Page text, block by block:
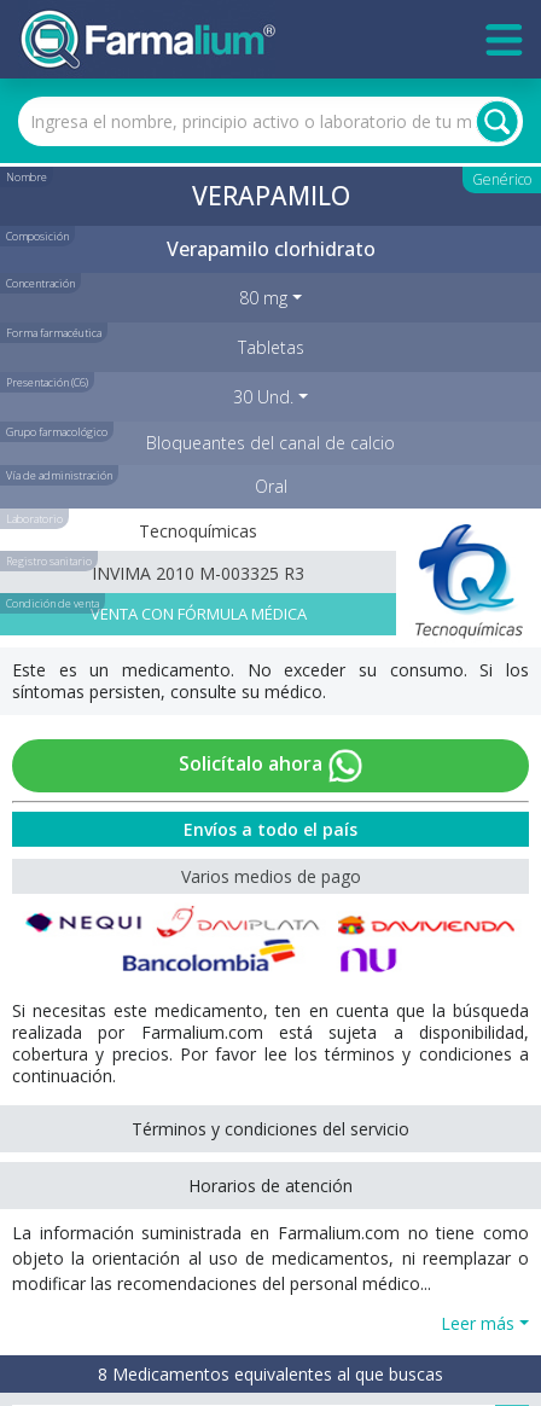
Nombre Genérico
VERAPAMILO
Composición Verapamilo clorhidrato
Concentración
80 mg
Forma farmacéutica
Tabletas
Presentación (C6)
30 Und.
Grupo farmacológico Bloqueantes del canal de calcio
Vía de administración Oral
Laboratorio
Tecnoquímicas
Registro sanitario
INVIMA 2010 M-003325 R3
Condición de ventaVENTA CON FÓRMULA MÉDICA
Este es un medicamento. No exceder su consumo. Si los
síntomas persisten, consulte su médico.
Solicítalo ahora
Envíos a todo el país
Varios medios de pago
Si necesitas este medicamento, ten en cuenta que la búsqueda
realizada por Farmalium.com está sujeta a disponibilidad,
cobertura y precios. Por favor lee los términos y condiciones a
continuación.
Términos y condiciones del servicio
Horarios de atención
La información suministrada en Farmalium.com no tiene como
objeto la orientación al uso de medicamentos, ni reemplazar o
modificar las recomendaciones del personal médico...
Leer más
8 Medicamentos equivalentes al que buscas